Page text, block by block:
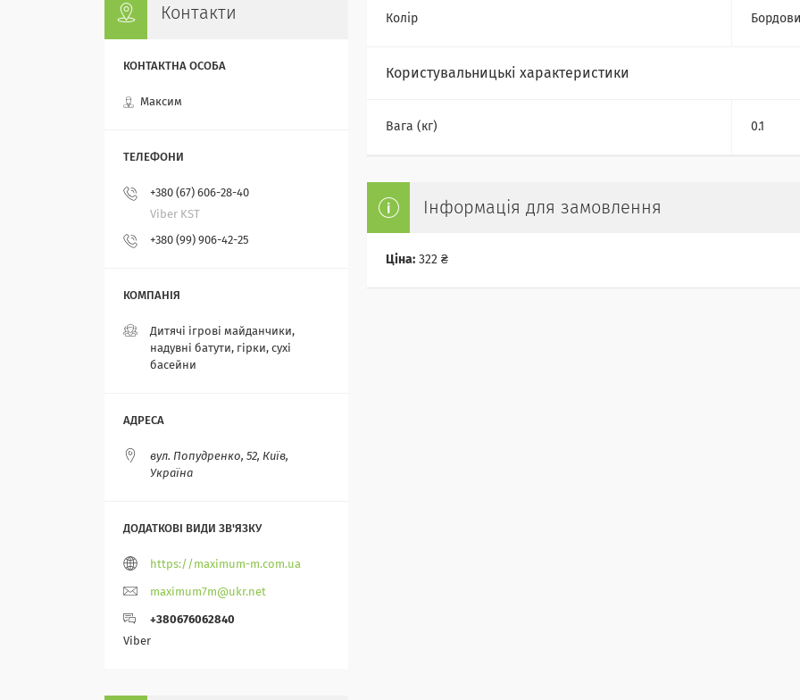
Колір
Користувальницькі характеристики
Вага (кг) 0.1
Інформація для замовлення
Ціна: 322 ₴
Контакти
Максим
+380 (67) 606-28-40
Viber KST
+380 (99) 906-42-25
Дитячі ігрові майданчики,
надувні батути, гірки, сухі
басейни
вул. Попудренко, 52, Київ,
Україна
https://maximum-m.com.ua
maximum7m@ukr.net
+380676062840
Viber